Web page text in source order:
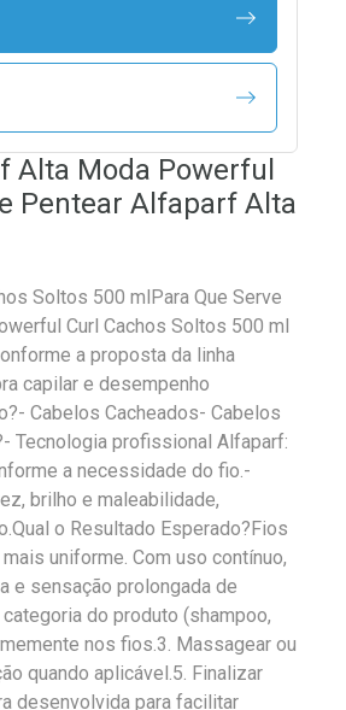
Alta Moda Powerful
Pentear Alfaparf Alta
Soltos 500 mlPara Que Serve
Curl Cachos Soltos 500 ml
a proposta da linha
capilar e desempenho
Cabelos Cacheados- Cabelos
Tecnologia profissional Alfaparf:
a necessidade do fio.-
brilho e maleabilidade,
o Resultado Esperado?Fios
uniforme. Com uso contínuo,
e sensação prolongada de
do produto (shampoo,
nos fios.3. Massagear ou
quando aplicável.5. Finalizar
desenvolvida para facilitar